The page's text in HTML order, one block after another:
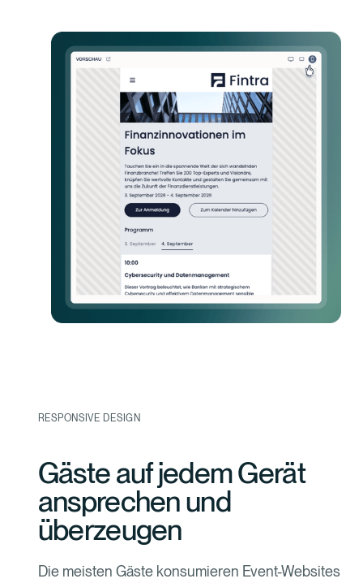
RESPONSIVE DESIGN
Gäste auf jedem Gerät
ansprechen und
überzeugen
Die meisten Gäste konsumieren Event-Websites